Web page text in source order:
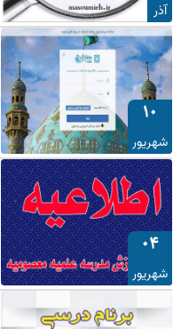
آذر
۱۰
شهریور
۰۴
شهریور